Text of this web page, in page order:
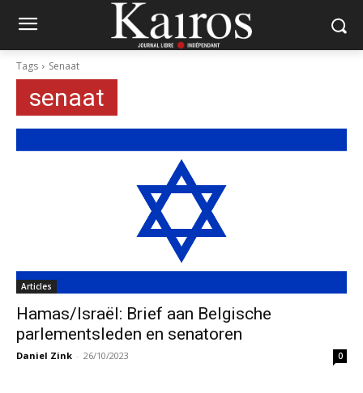
Tags Senaat
senaat
Articles
Hamas/Israël: Brief aan Belgische
parlementsleden en senatoren
Daniel Zink - 26/10/2023 0